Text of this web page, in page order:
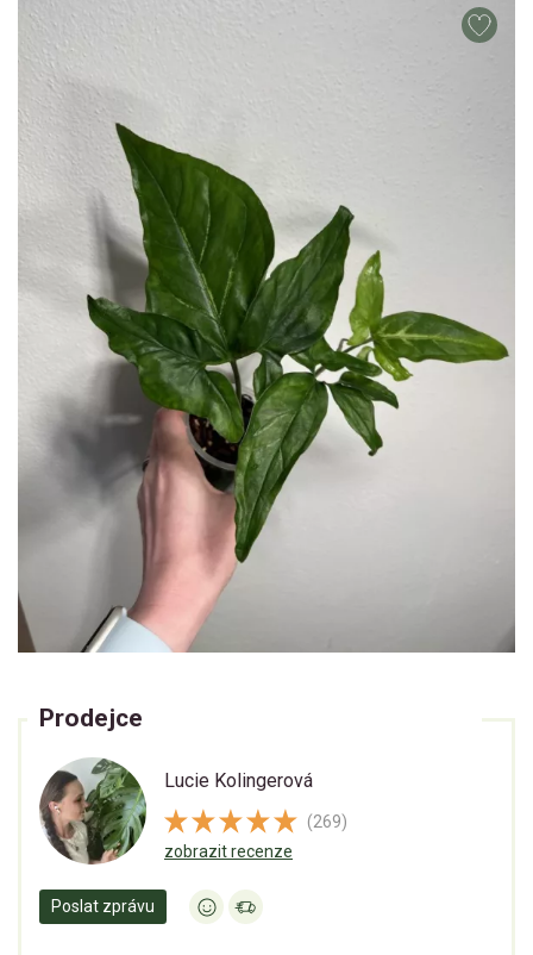
Prodejce
Lucie Kolingerová
(269)
zobrazit recenze
Poslat zprávu